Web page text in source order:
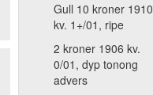
Gull 10 kroner 1910
kv. 1+/01, ripe
2 kroner 1906 kv.
0/01, dyp tonong
advers